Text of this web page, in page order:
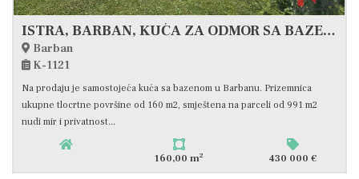
ISTRA, BARBAN, KUĆA ZA ODMOR SA BAZENOM, UREĐENA OKUĆNICA, #PRODAJA
Barban
K-1121
Na prodaju je samostojeća kuća sa bazenom u Barbanu. Prizemnica
ukupne tlocrtne površine od 160 m2, smještena na parceli od 991 m2
nudi mir i privatnost...
160,00 m2 430 000 €